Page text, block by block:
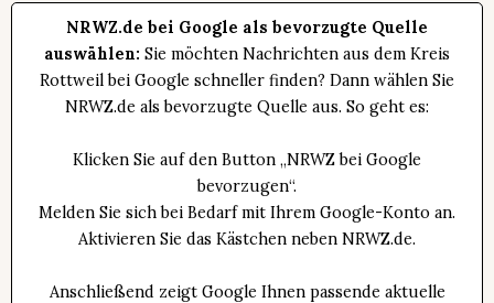
NRWZ.de bei Google als bevorzugte Quelle
auswählen: Sie möchten Nachrichten aus dem Kreis
Rottweil bei Google schneller finden? Dann wählen Sie
NRWZ.de als bevorzugte Quelle aus. So geht es:
Klicken Sie auf den Button „NRWZ bei Google
bevorzugen“.
Melden Sie sich bei Bedarf mit Ihrem Google-Konto an.
Aktivieren Sie das Kästchen neben NRWZ.de.
Anschließend zeigt Google Ihnen passende aktuelle